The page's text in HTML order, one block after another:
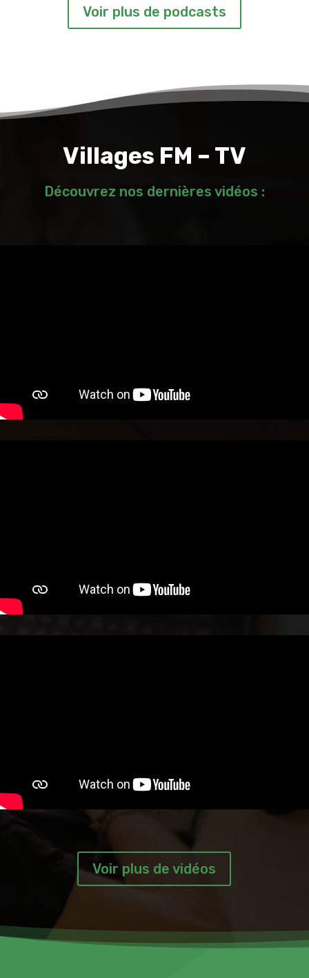
Voir plus de podcasts
Villages FM – TV
Découvrez nos dernières vidéos :
Voir plus de vidéos